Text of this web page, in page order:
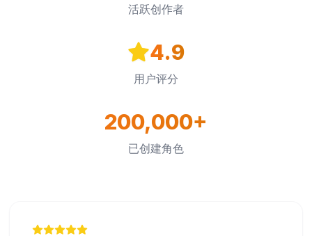
活跃创作者
4.9
用户评分
200,000+
已创建角色